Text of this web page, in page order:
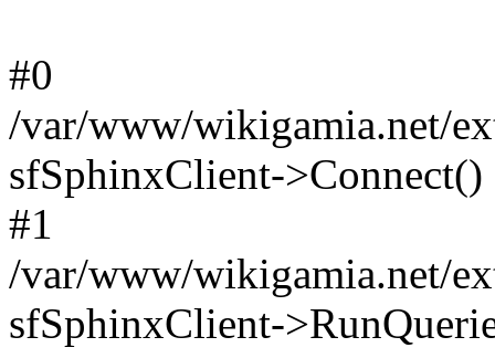
#0
/var/www/wikigamia.net/
sfSphinxClient->Connect()
#1
/var/www/wikigamia.net/
sfSphinxClient-